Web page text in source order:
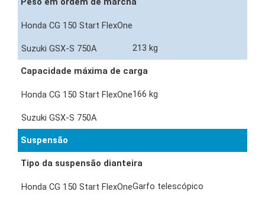
213 kg
Capacidade máxima de carga
166 kg
Suspensão
Tipo da suspensão dianteira
Garfo telescópico